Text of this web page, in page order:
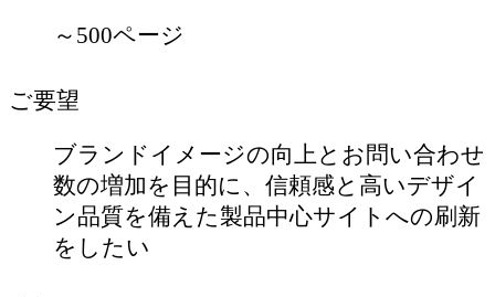
～500ページ
ご要望
ブランドイメージの向上とお問い合わせ
数の増加を目的に、信頼感と高いデザイ
ン品質を備えた製品中心サイトへの刷新
をしたい